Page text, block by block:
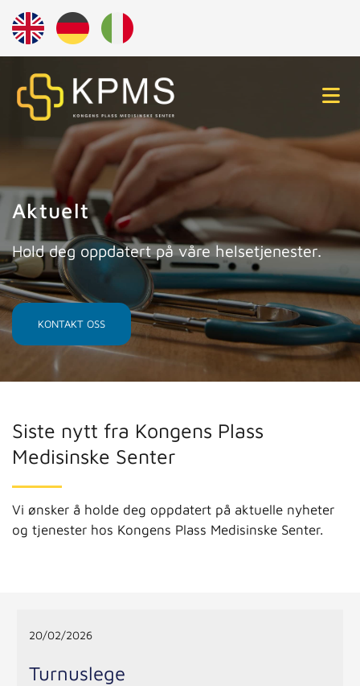
Aktuelt
Hold deg oppdatert på våre helsetjenester.
KONTAKT OSS
Siste nytt fra Kongens Plass
Medisinske Senter
Vi ønsker å holde deg oppdatert på aktuelle nyheter
og tjenester hos Kongens Plass Medisinske Senter.
20/02/2026
Turnuslege